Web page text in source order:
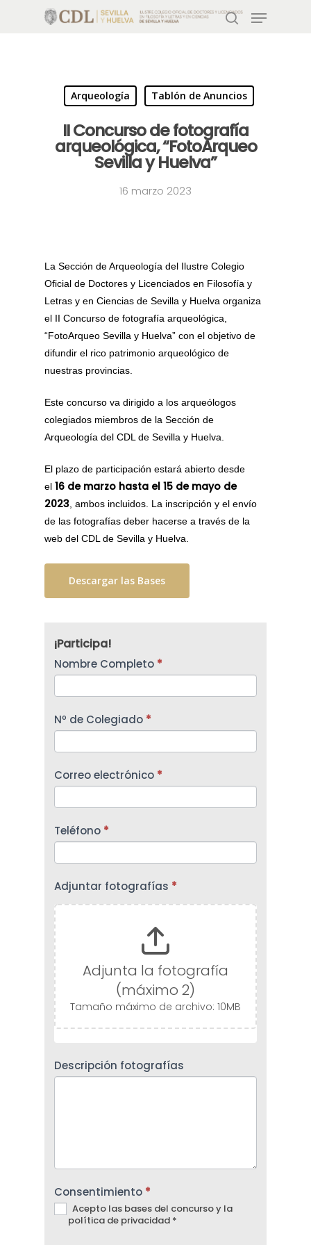
Pulsa enter para buscar o ESC para salir
Arqueología Tablón de Anuncios
II Concurso de fotografía
arqueológica, “FotoArqueo
Sevilla y Huelva”
16 marzo 2023
La Sección de Arqueología del Ilustre Colegio
Oficial de Doctores y Licenciados en Filosofía y
Letras y en Ciencias de Sevilla y Huelva organiza
el II Concurso de fotografía arqueológica,
“FotoArqueo Sevilla y Huelva” con el objetivo de
difundir el rico patrimonio arqueológico de
nuestras provincias.
Este concurso va dirigido a los arqueólogos
colegiados miembros de la Sección de
Arqueología del CDL de Sevilla y Huelva.
El plazo de participación estará abierto desde
el16 de marzo hasta el 15 de mayo de
2023 , ambos incluidos. La inscripción y el envío
de las fotografías deber hacerse a través de la
web del CDL de Sevilla y Huelva.
Descargar las Bases
¡Participa!
FotoArqueo
2023
Nombre Completo *
Nº de Colegiado *
Correo electrónico *
Teléfono *
Adjuntar fotografías *
Adjunta la fotografía
(máximo 2)
Tamaño máximo de archivo: 10MB
Descripción fotografías
Consentimiento *
Acepto las bases del concurso y la
política de privacidad *
Inicio